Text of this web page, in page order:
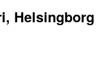
Helsingborg